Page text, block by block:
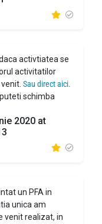
activtiatea se
activitatilor
venit.Sau direct aici.
schimba
2020 at
un PFA in
unica am
venit realizat, in